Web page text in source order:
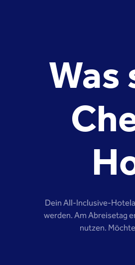
Was
Dein All-Inclusive-
werden. Am Abreisetag
nutzen.